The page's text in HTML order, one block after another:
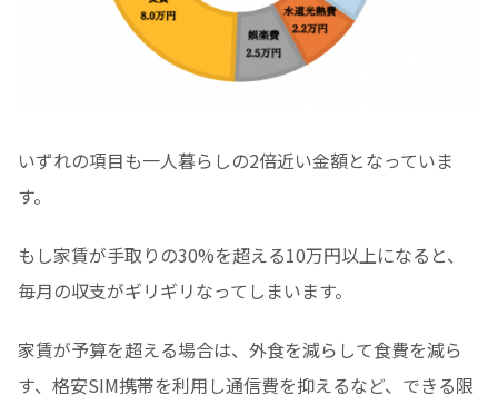
いずれの項目も一人暮らしの2倍近い金額となっていま
す。
もし家賃が手取りの30%を超える10万円以上になると、
毎月の収支がギリギリなってしまいます。
家賃が予算を超える場合は、外食を減らして食費を減ら
す、格安SIM携帯を利用し通信費を抑えるなど、できる限